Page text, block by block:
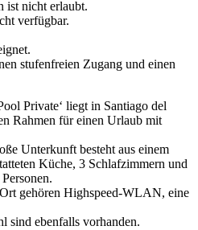
ist nicht erlaubt.
verfügbar.
stufenfreien Zugang und einen
Private‘ liegt in Santiago del
Rahmen für einen Urlaub mit
Unterkunft besteht aus einem
Küche, 3 Schlafzimmern und
gehören Highspeed-WLAN, eine
sind ebenfalls vorhanden.